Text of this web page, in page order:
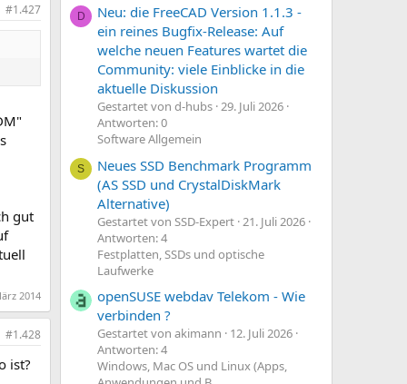
#1.427
gut
2014
#1.428
ist?
D
Neu: die FreeCAD Version 1.1.3 -
ein reines Bugfix-Release: Auf
welche neuen Features wartet die
Community: viele Einblicke in die
aktuelle Diskussion
Gestartet von d-hubs 29. Juli 2026
Antworten: 0
Software Allgemein
S
Neues SSD Benchmark Programm
(AS SSD und CrystalDiskMark
Alternative)
Gestartet von SSD-Expert 21. Juli 2026
Antworten: 4
Festplatten, SSDs und optische
Laufwerke
openSUSE webdav Telekom - Wie
verbinden ?
Gestartet von akimann
12. Juli 2026
Antworten: 4
Windows, Mac OS und Linux (Apps,